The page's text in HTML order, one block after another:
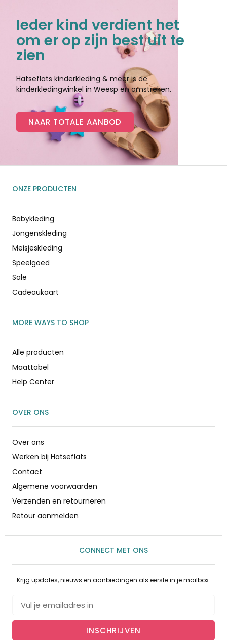
Ieder kind verdient het
om er op zijn best uit te
zien
Hatseflats kinderkleding & meer is de
kinderkledingwinkel in Weesp en omstreken.
NAAR TOTALE AANBOD
ONZE PRODUCTEN
Babykleding
Jongenskleding
Meisjeskleding
Speelgoed
Sale
Cadeaukaart
MORE WAYS TO SHOP
Alle producten
Maattabel
Help Center
OVER ONS
Over ons
Werken bij Hatseflats
Contact
Algemene voorwaarden
Verzenden en retourneren
Retour aanmelden
CONNECT MET ONS
Krijg updates, nieuws en aanbiedingen als eerste in je mailbox.
INSCHRIJVEN